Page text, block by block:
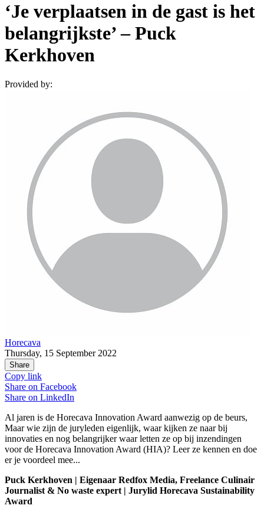
‘Je verplaatsen in de gast is het
belangrijkste’ – Puck
Kerkhoven
Provided by:
Horecava
Thursday, 15 September 2022
Share
Copy link
Share on Facebook
Share on LinkedIn
Al jaren is de Horecava Innovation Award aanwezig op de beurs,
Maar wie zijn de juryleden eigenlijk, waar kijken ze naar bij
innovaties en nog belangrijker waar letten ze op bij inzendingen
voor de Horecava Innovation Award (HIA)? Leer ze kennen en doe
er je voordeel mee...
Puck Kerkhoven | Eigenaar Redfox Media, Freelance Culinair
Journalist & No waste expert | Jurylid Horecava Sustainability
Award